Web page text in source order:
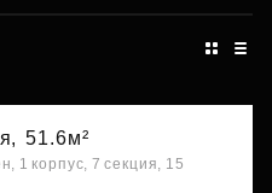
51.6м²
1 корпус, 7 секция, 15